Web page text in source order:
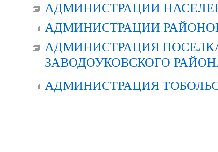
АДМИНИСТРАЦИИ
АДМИНИСТРАЦИИ
АДМИНИСТРАЦИЯ
ЗАВОДОУКОВСКОГО
АДМИНИСТРАЦИЯ